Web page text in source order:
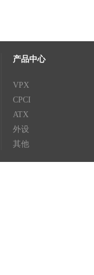
产品中心
VPX
CPCI
ATX
外设
其他